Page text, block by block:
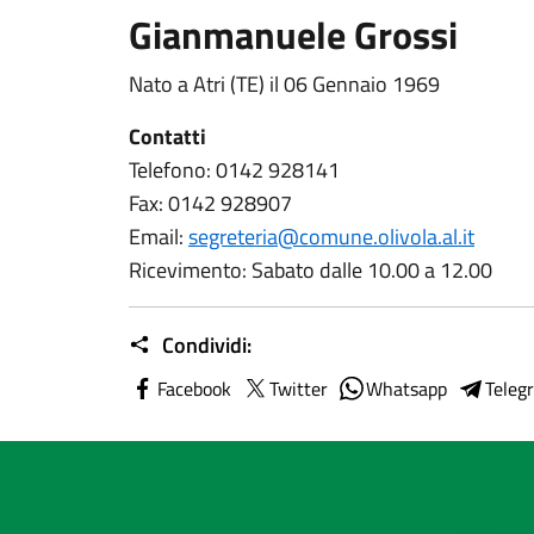
Gianmanuele Grossi
Nato a Atri (TE) il 06 Gennaio 1969
Contatti
Telefono: 0142 928141
Fax: 0142 928907
Email:segreteria@comune.olivola.al.it
Ricevimento: Sabato dalle 10.00 a 12.00
Condividi:
Facebook Twitter Whatsapp